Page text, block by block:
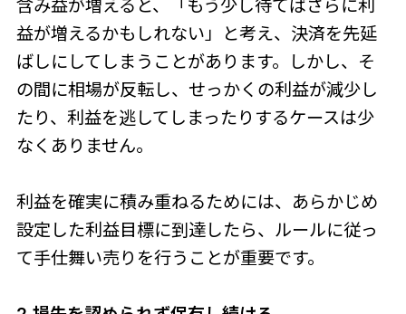
含み益が増えると、「もう少し待てばさらに利
益が増えるかもしれない」と考え、決済を先延
ばしにしてしまうことがあります。しかし、そ
の間に相場が反転し、せっかくの利益が減少し
たり、利益を逃してしまったりするケースは少
なくありません。
利益を確実に積み重ねるためには、あらかじめ
設定した利益目標に到達したら、ルールに従っ
て手仕舞い売りを行うことが重要です。